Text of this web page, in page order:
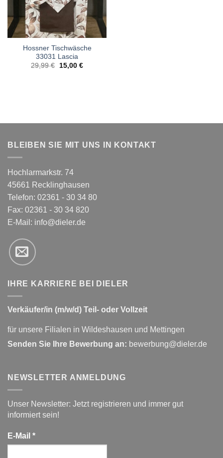
Hossner Tischwäsche
33031 Lascia
29,99€
Ursprünglicher
15,00 €Aktueller
BLEIBEN SIE MIT UNS IN KONTAKT
Hochlarmarkstr. 74
45661 Recklinghausen
Telefon: 02361 - 30 34 80
Fax: 02361 - 30 34 820
E-Mail: info@dieler.de
IHRE KARRIERE BEI DIELER
Verkäufer/in (m/w/d) Teil- oder Vollzeit
für unsere Filialen in Wildeshausen und Mettingen
Senden Sie Ihre Bewerbung an: bewerbung@dieler.de
NEWSLETTER ANMELDUNG
Unser Newsletter: Jetzt registrieren und immer gut
informiert sein!
E-Mail *